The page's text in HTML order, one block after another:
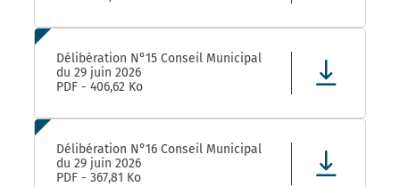
Délibération N°15 Conseil Municipal
du 29 juin 2026
PDF - 406,62 Ko
Délibération N°16 Conseil Municipal
du 29 juin 2026
PDF - 367,81 Ko